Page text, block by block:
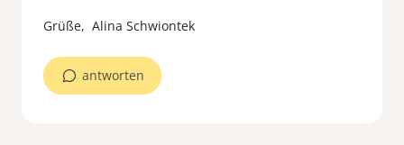
antworten